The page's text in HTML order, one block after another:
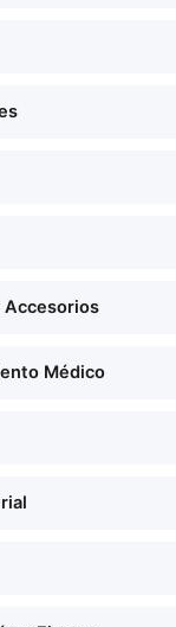
Accesorios
Médico